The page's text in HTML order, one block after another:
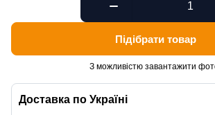
Доставка по Україні
Підібрати товар
З можливістю завантажити